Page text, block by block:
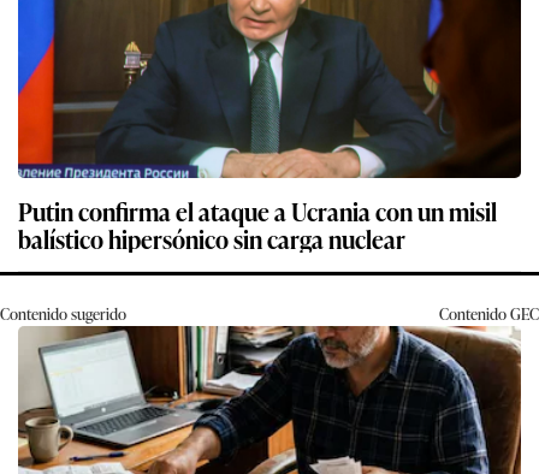
Putin confirma el ataque a Ucrania con un misil
balístico hipersónico sin carga nuclear
Contenido sugerido ContenidoGEC